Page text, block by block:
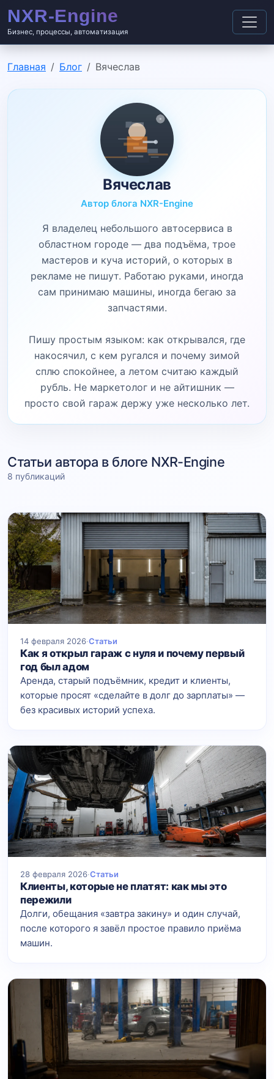
Бизнес, процессы, автоматизация
Главная Блог Вячеслав
Вячеслав
Автор блога NXR-Engine
Я владелец небольшого автосервиса в
областном городе — два подъёма, трое
мастеров и куча историй, о которых в
рекламе не пишут. Работаю руками, иногда
сам принимаю машины, иногда бегаю за
запчастями.
Пишу простым языком: как открывался, где
накосячил, с кем ругался и почему зимой
сплю спокойнее, а летом считаю каждый
рубль. Не маркетолог и не айтишник —
просто свой гараж держу уже несколько лет.
Статьи автора в блоге NXR-Engine
8 публикаций
14 февраля 2026·Статьи
Как я открыл гараж с нуля и почему первый
год был адом
Аренда, старый подъёмник, кредит и клиенты,
которые просят «сделайте в долг до зарплаты» —
без красивых историй успеха.
28 февраля 2026·Статьи
Клиенты, которые не платят: как мы это
пережили
Долги, обещания «завтра закину» и один случай,
после которого я завёл простое правило приёма
машин.